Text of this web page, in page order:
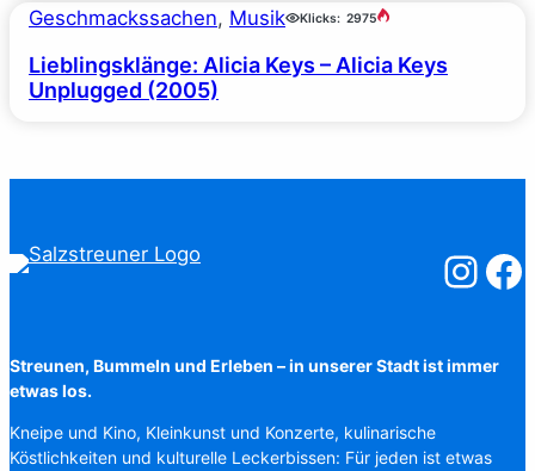
Geschmackssachen, Musik Klicks: 2975
Lieblingsklänge: Alicia Keys – Alicia Keys
Unplugged (2005)
Streunen, Bummeln und Erleben – in unserer Stadt ist immer
etwas los.
Kneipe und Kino, Kleinkunst und Konzerte, kulinarische
Köstlichkeiten und kulturelle Leckerbissen: Für jeden ist etwas